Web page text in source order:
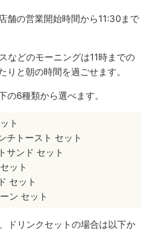
舗の営業開始時間から11:30まで
などのモーニングは11時までの
と朝の時間を過ごせます。
の6種類から選べます。
ト
チトースト セット
サンド セット
ット
セット
ン セット
ドリンクセットの場合は以下か